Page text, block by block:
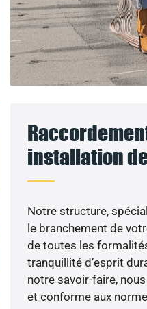
installation
Notre structure,
le branchement de
de toutes les
tranquillité d’esprit
notre savoir-faire,
et conforme aux